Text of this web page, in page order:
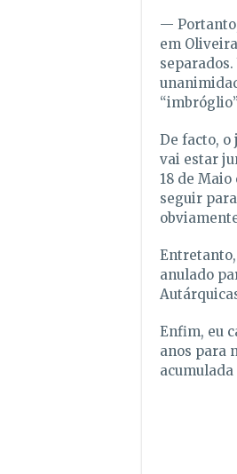
—
em
De facto, o
vai estar
18 de
seguir
anulado
Enfim, eu
anos para